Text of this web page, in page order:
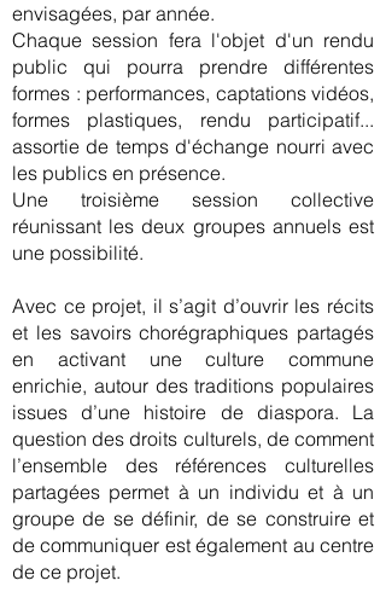
envisagées, par année.
Chaque session fera l'objet d'un rendu
public qui pourra prendre différentes
formes : performances, captations vidéos,
formes plastiques, rendu participatif...
assortie de temps d'échange nourri avec
les publics en présence.​
Une troisième session collective
réunissant les deux groupes annuels est
une possibilité.
Avec ce projet, il s’agit d’ouvrir les récits
et les savoirs chorégraphiques partagés
en activant une culture commune
enrichie, autour des traditions populaires
issues d’une histoire de diaspora. La
question des droits culturels, de comment
l’ensemble des références culturelles
partagées permet à un individu et à un
groupe de se définir, de se construire et
de communiquer est également au centre
de ce projet.